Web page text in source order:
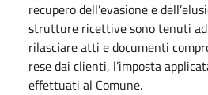
recupero dell’evasione e
strutture ricettive sono tenuti
rilasciare atti e documenti
rese dai clienti, l’imposta
effettuati al Comune.